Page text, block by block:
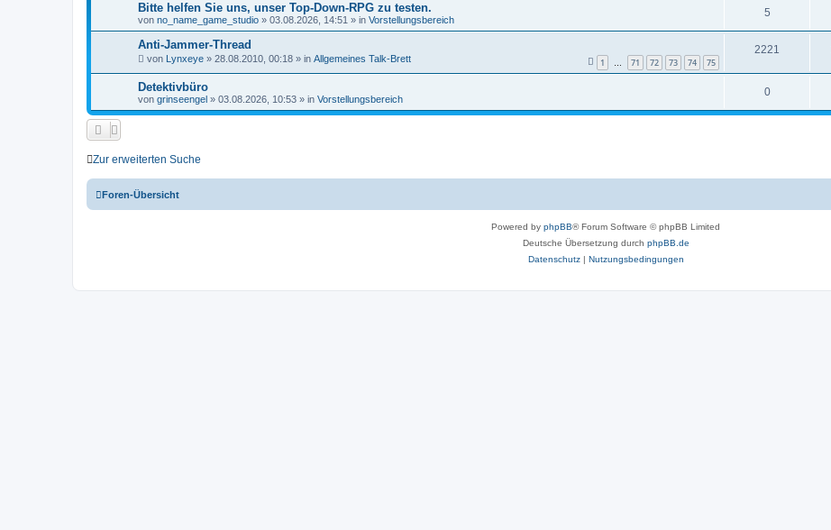
Bitte helfen Sie uns, unser Top-Down-RPG zu testen.
von no_name_game_studio » 03.08.2026, 14:51 » in Vorstellungsbereich
5
Anti-Jammer-Thread
von Lynxeye » 28.08.2010, 00:18 » in Allgemeines Talk-Brett 1 … 71 72 73 74 75
2221
Detektivbüro
von grinseengel » 03.08.2026, 10:53 » in Vorstellungsbereich
0
Zur erweiterten Suche
Foren-Übersicht
Powered by phpBB® Forum Software © phpBB Limited
Deutsche Übersetzung durch phpBB.de
Datenschutz| Nutzungsbedingungen